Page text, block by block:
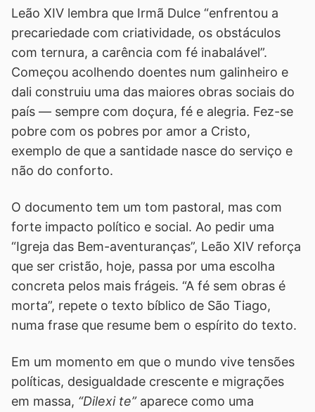
Leão XIV lembra que Irmã Dulce “enfrentou a
precariedade com criatividade, os obstáculos
com ternura, a carência com fé inabalável”.
Começou acolhendo doentes num galinheiro e
dali construiu uma das maiores obras sociais do
país — sempre com doçura, fé e alegria. Fez-se
pobre com os pobres por amor a Cristo,
exemplo de que a santidade nasce do serviço e
não do conforto.
O documento tem um tom pastoral, mas com
forte impacto político e social. Ao pedir uma
“Igreja das Bem-aventuranças”, Leão XIV reforça
que ser cristão, hoje, passa por uma escolha
concreta pelos mais frágeis. “A fé sem obras é
morta”, repete o texto bíblico de São Tiago,
numa frase que resume bem o espírito do texto.
Em um momento em que o mundo vive tensões
políticas, desigualdade crescente e migrações
em massa, “Dilexi te”aparece como uma